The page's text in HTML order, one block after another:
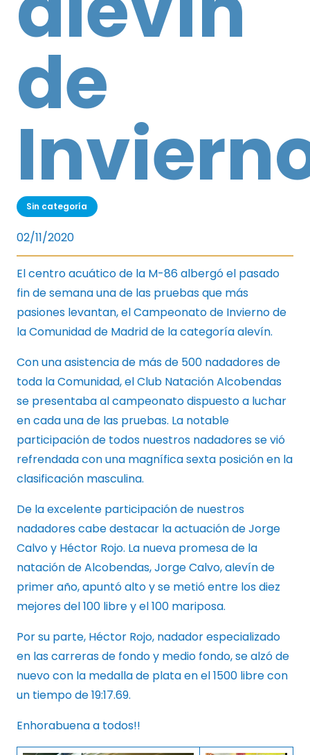
de
Sin categoría
02/11/2020
El centro acuático de la M-86 albergó el pasado
fin de semana una de las pruebas que más
pasiones levantan, el Campeonato de Invierno de
la Comunidad de Madrid de la categoría alevín.
Con una asistencia de más de 500 nadadores de
toda la Comunidad, el Club Natación Alcobendas
se presentaba al campeonato dispuesto a luchar
en cada una de las pruebas. La notable
participación de todos nuestros nadadores se vió
refrendada con una magnífica sexta posición en la
clasificación masculina.
De la excelente participación de nuestros
nadadores cabe destacar la actuación de Jorge
Calvo y Héctor Rojo. La nueva promesa de la
natación de Alcobendas, Jorge Calvo, alevín de
primer año, apuntó alto y se metió entre los diez
mejores del 100 libre y el 100 mariposa.
Por su parte, Héctor Rojo, nadador especializado
en las carreras de fondo y medio fondo, se alzó de
nuevo con la medalla de plata en el 1500 libre con
un tiempo de 19:17.69.
Enhorabuena a todos!!